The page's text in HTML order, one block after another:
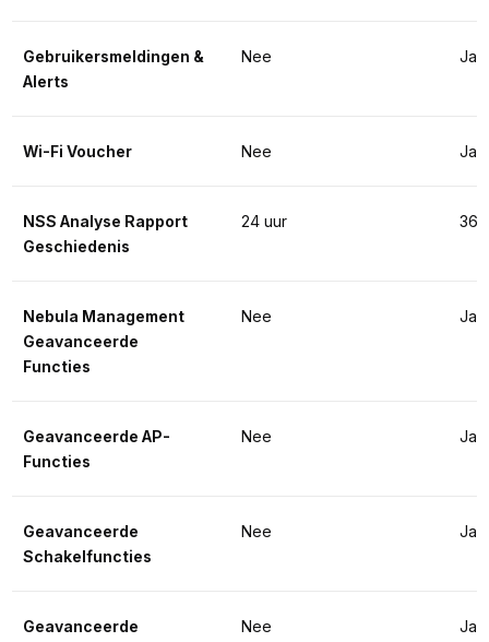
Gebruikersmeldingen &
Alerts
Nee Ja
Wi-Fi Voucher Nee Ja
NSS Analyse Rapport
Geschiedenis
24 uur
Nebula Management
Geavanceerde
Functies
Nee Ja
Geavanceerde AP-
Functies
Nee Ja
Geavanceerde
Schakelfuncties
Nee Ja
Geavanceerde
Nee Ja